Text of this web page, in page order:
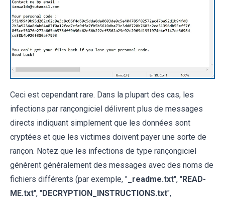
Ceci est cependant rare. Dans la plupart des cas, les
infections par rançongiciel délivrent plus de messages
directs indiquant simplement que les données sont
cryptées et que les victimes doivent payer une sorte de
rançon. Notez que les infections de type rançongiciel
génèrent généralement des messages avec des noms de
fichiers différents (par exemple, " _readme.txt", "READ-
ME.txt", "DECRYPTION_INSTRUCTIONS.txt",